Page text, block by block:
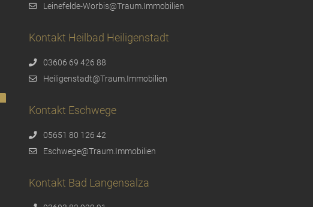
Leinefelde-Worbis@Traum.Immobilien
Kontakt Heilbad Heiligenstadt
03606 69 426 88
Heiligenstadt@Traum.Immobilien
Kontakt Eschwege
05651 80 126 42
Eschwege@Traum.Immobilien
Kontakt Bad Langensalza